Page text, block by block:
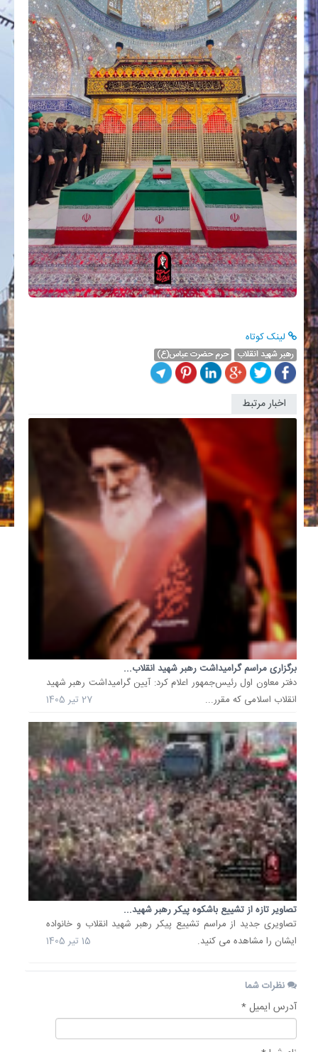
لینک کوتاه
رهبر شهید انقلاب حرم حضرت عباس(ع)
اخبار مرتبط
برگزاری مراسم گرامیداشت رهبر شهید انقلاب...
دفتر معاون اول رئیس‌جمهور اعلام کرد: آیین گرامیداشت رهبر شهید
انقلاب اسلامی که مقرر...
27 تیر 1405
تصاویر تازه از تشییع باشکوه پیکر رهبر شهید...
تصاویری جدید از مراسم تشییع پیکر رهبر شهید انقلاب و خانواده
ایشان را مشاهده می کنید.
15 تیر 1405
نظرات شما
آدرس ایمیل *